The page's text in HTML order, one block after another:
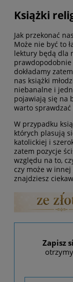
Książki
Jak przekonać
Może nie być to
lektury będą dla
dokładamy
nas książki
niebanalne i
pojawiają się na
warto
W przypadku
których plasują
katolickiej i
zatem pozycje
względu na to,
czy może w
znajdziesz
Zapisz